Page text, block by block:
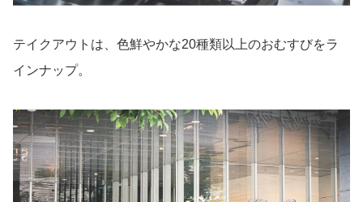
テイクアウトは、色鮮やかな20種類以上のおむすびをラ
インナップ。